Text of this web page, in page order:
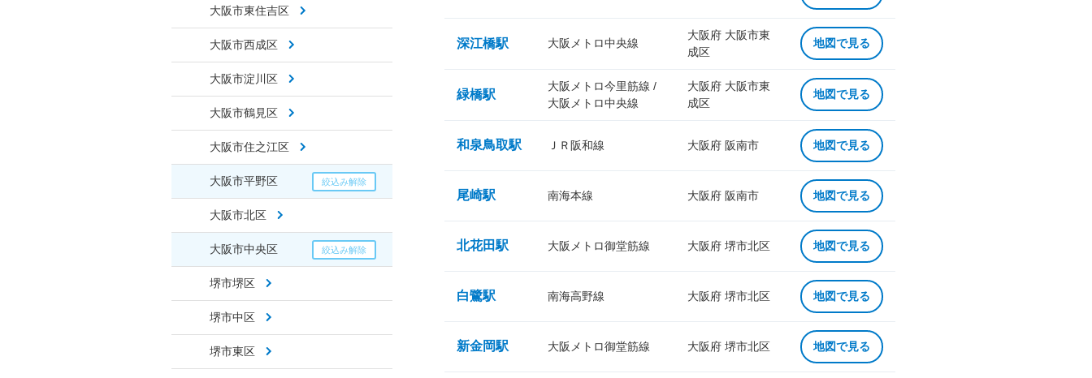
大阪市東住吉区
大阪市西成区
大阪市淀川区
大阪市鶴見区
大阪市住之江区
大阪市平野区
大阪市北区
大阪市中央区
堺市堺区
堺市中区
堺市東区
深江橋駅 大阪メトロ中央線
大阪府 大阪市東
成区
地図で見る
緑橋駅
大阪メトロ今里筋線 /
大阪メトロ中央線
大阪府 大阪市東
成区
地図で見る
和泉鳥取駅 ＪＲ阪和線 大阪府 阪南市 地図で見る
尾崎駅 南海本線 大阪府 阪南市 地図で見る
北花田駅 大阪メトロ御堂筋線 大阪府 堺市北区 地図で見る
白鷺駅 南海高野線 大阪府 堺市北区 地図で見る
新金岡駅 大阪メトロ御堂筋線 大阪府 堺市北区 地図で見る